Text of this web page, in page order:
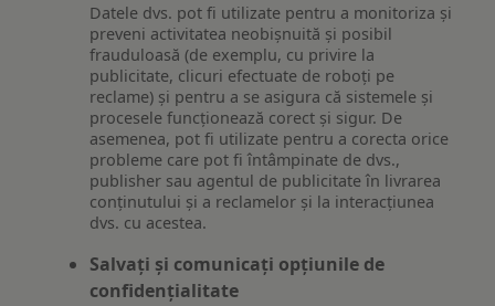
Datele dvs. pot fi utilizate pentru a monitoriza și
preveni activitatea neobișnuită și posibil
frauduloasă (de exemplu, cu privire la
publicitate, clicuri efectuate de roboți pe
reclame) și pentru a se asigura că sistemele și
procesele funcționează corect și sigur. De
asemenea, pot fi utilizate pentru a corecta orice
probleme care pot fi întâmpinate de dvs.,
publisher sau agentul de publicitate în livrarea
conținutului și a reclamelor și la interacțiunea
dvs. cu acestea.
Salvați și comunicați opțiunile de
confidențialitate